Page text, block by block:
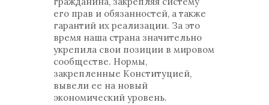
его прав и обязанностей, а также
гарантий их реализации. За это
время наша страна значительно
укрепила свои позиции в мировом
сообществе. Нормы,
закрепленные Конституцией,
вывели ее на новый
экономический уровень.